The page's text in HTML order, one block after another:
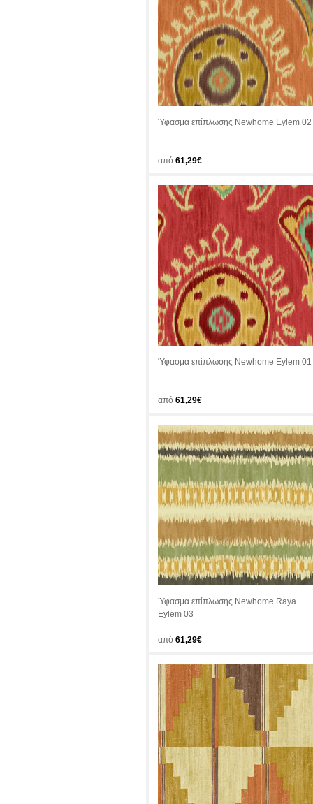
Ύφασμα επίπλωσης Newhome Eylem 02
από 61,29€
Ύφασμα επίπλωσης Newhome Eylem 01
από 61,29€
Ύφασμα επίπλωσης Newhome Raya
Eylem 03
από 61,29€